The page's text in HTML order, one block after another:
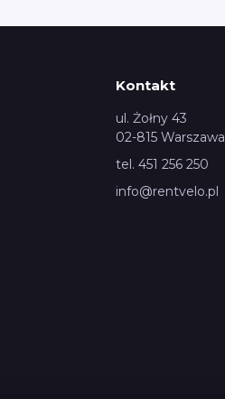
Kontakt
ul. Żołny 43
02-815 Warszawa
tel. 451 256 250
info@rentvelo.pl